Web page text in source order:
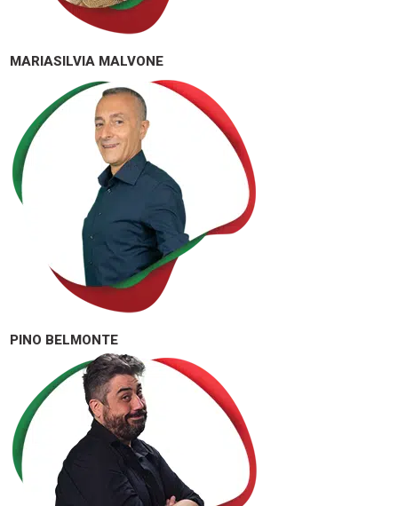
MARIASILVIA MALVONE
PINO BELMONTE